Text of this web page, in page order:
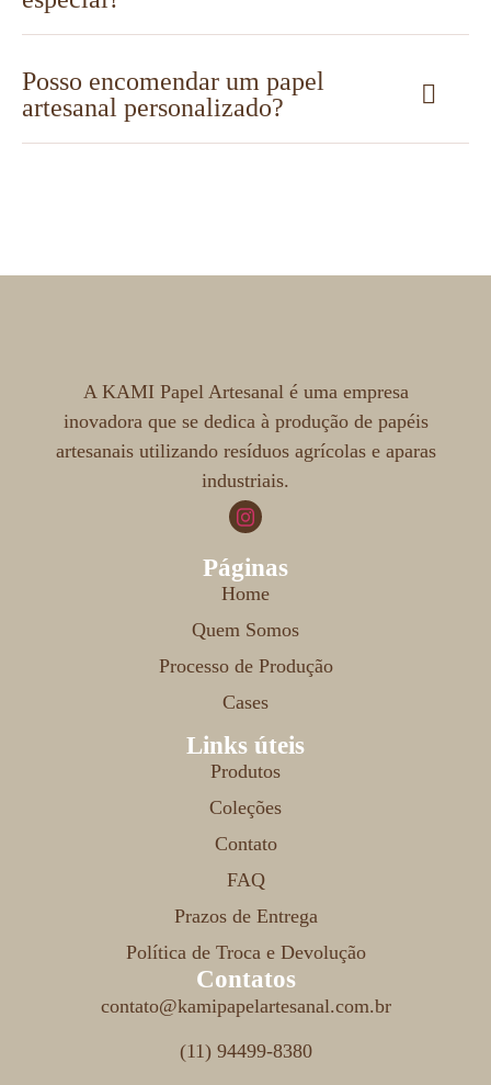
Posso encomendar um papel
artesanal personalizado?
A KAMI Papel Artesanal é uma empresa
inovadora que se dedica à produção de papéis
artesanais utilizando resíduos agrícolas e aparas
industriais.
Páginas
Home
Quem Somos
Processo de Produção
Cases
Links úteis
Produtos
Coleções
Contato
FAQ
Prazos de Entrega
Política de Troca e Devolução
Contatos
contato@kamipapelartesanal.com.br
(11) 94499-8380